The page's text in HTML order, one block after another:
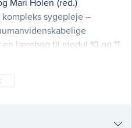
Mari Holen (red.)
sygepleje –
lærebog til modul 10 og 11
elementer som at være